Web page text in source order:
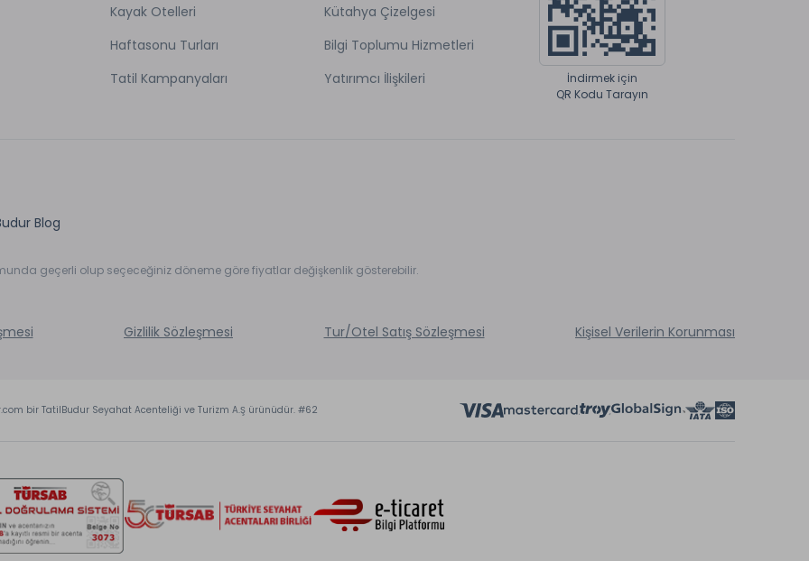
Kayak Otelleri
Haftasonu Turları
Tatil Kampanyaları
Kütahya Çizelgesi
Bilgi Toplumu Hizmetleri
Yatırımcı İlişkileri
İndirmek için
QR Kodu Tarayın
Blog
geçerli olup seçeceğiniz döneme göre fiyatlar değişkenlik gösterebilir.
Gizlilik Sözleşmesi Tur/Otel Satış Sözleşmesi Kişisel Verilerin Korunması
bir TatilBudur Seyahat Acenteliği ve Turizm A.Ş ürünüdür. #62